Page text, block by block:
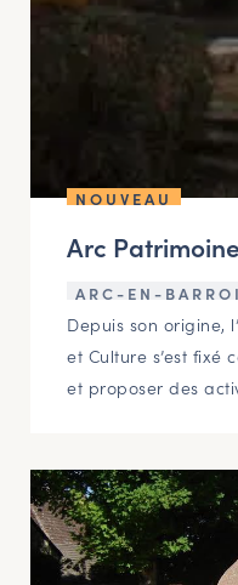
NOUVEAU
Arc
ARC-EN-
Depuis son origine,
et Culture s’est
et proposer des